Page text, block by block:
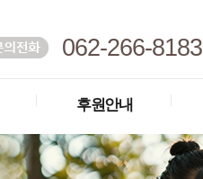
062-266-8183
후원안내